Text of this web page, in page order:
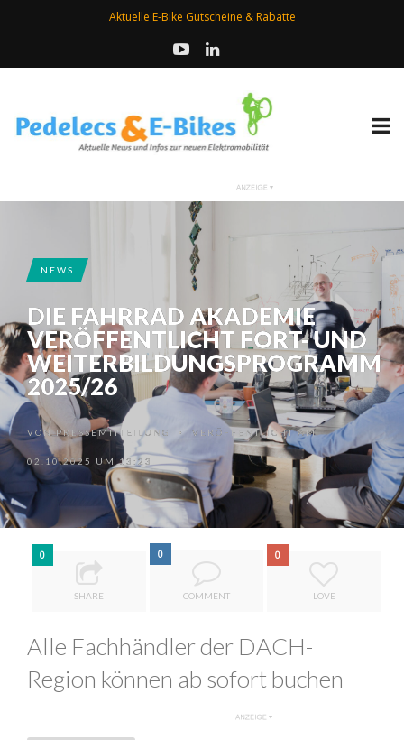
Aktuelle E-Bike Gutscheine & Rabatte
NEWS
DIE FAHRRAD AKADEMIE
VERÖFFENTLICHT FORT- UND
WEITERBILDUNGSPROGRAMM
2025/26
VON PRESSEMITTEILUNG • VERÖFFENTLICHT AM
02.10.2025 UM 13:23
0
SHARE
0
COMMENT
0
LOVE
Alle Fachhändler der DACH-
Region können ab sofort buchen